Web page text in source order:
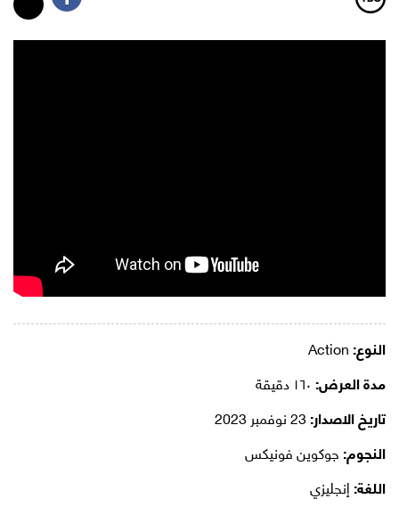
النوع:
مدة العرض:
تاريخ الاصدار:
النجوم:جوكوين فونيكس
اللغة:إنجليزي